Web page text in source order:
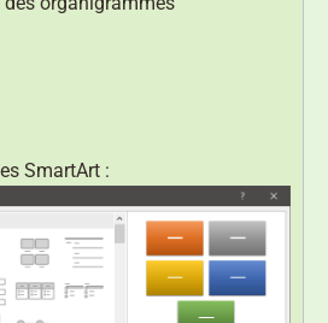
SmartArt :